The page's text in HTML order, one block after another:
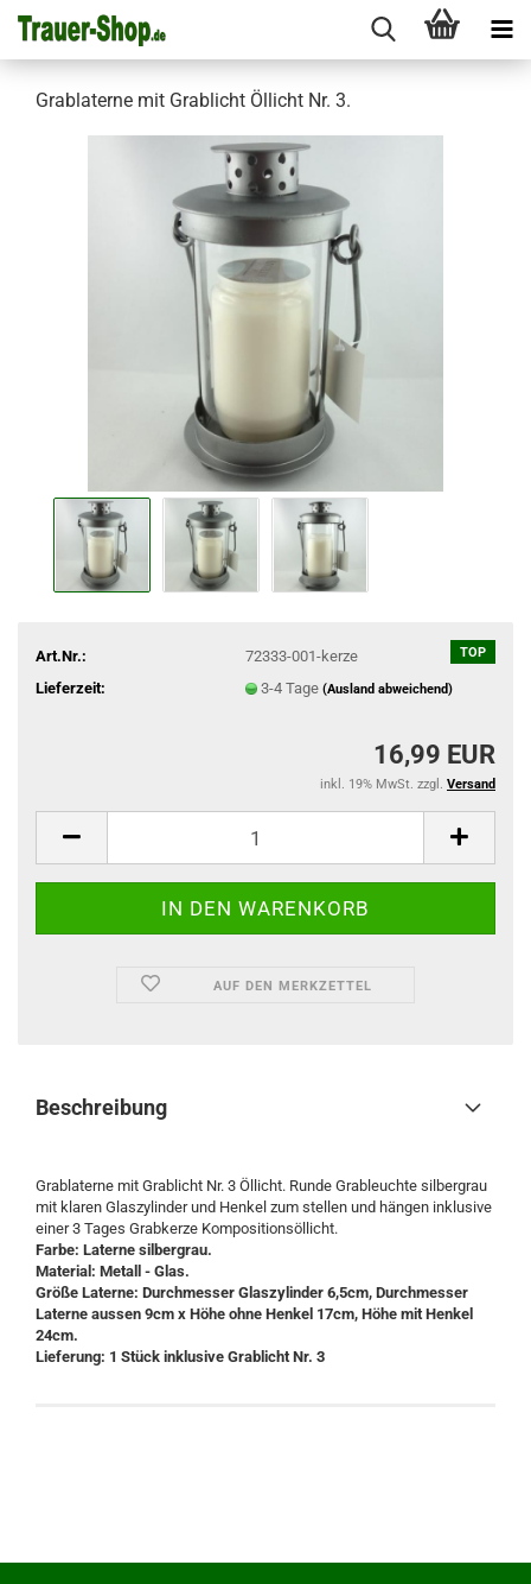
Grablaterne mit Grablicht Öllicht Nr. 3.
TOP
Art.Nr.:
72333-001-kerze
Lieferzeit:
3-4 Tage (Ausland abweichend)
16,99 EUR
inkl. 19% MwSt. zzgl. Versand
AUF DEN MERKZETTEL
Beschreibung
Grablaterne mit Grablicht Nr. 3 Öllicht. Runde Grableuchte silbergrau
mit klaren Glaszylinder und Henkel zum stellen und hängen inklusive
einer 3 Tages Grabkerze Kompositionsöllicht.
Farbe: Laterne silbergrau.
Material: Metall - Glas.
Größe Laterne: Durchmesser Glaszylinder 6,5cm, Durchmesser
Laterne aussen 9cm x Höhe ohne Henkel 17cm, Höhe mit Henkel
24cm.
Lieferung: 1 Stück inklusive Grablicht Nr. 3